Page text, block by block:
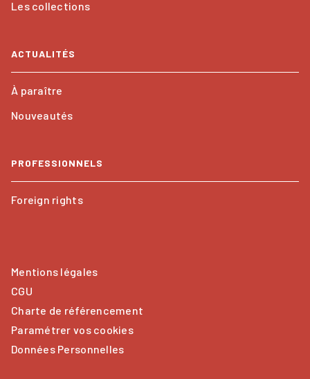
Les collections
ACTUALITÉS
À paraître
Nouveautés
PROFESSIONNELS
Foreign rights
Mentions légales
CGU
Charte de référencement
Paramétrer vos cookies
Données Personnelles